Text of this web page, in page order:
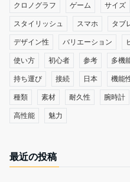
クロノグラフ ゲーム サイズ
スタイリッシュ スマホ タブ
デザイン性 バリエーション
使い方 初心者 参考 多機
持ち運び 接続 日本 機能
種類 素材 耐久性 腕時計
高性能 魅力
最近の投稿